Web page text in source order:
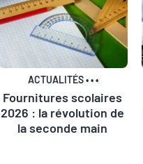
ACTUALITÉS•••
Fournitures scolaires
2026 : la révolution de
la seconde main